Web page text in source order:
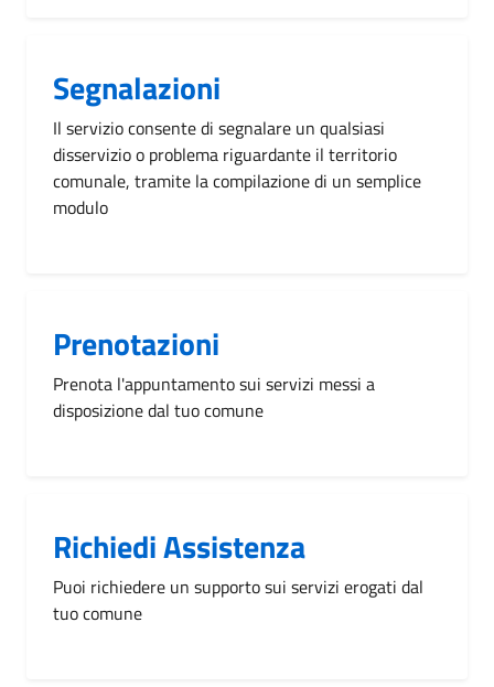
Segnalazioni
Il servizio consente di segnalare un qualsiasi
disservizio o problema riguardante il territorio
comunale, tramite la compilazione di un semplice
modulo
Prenotazioni
Prenota l'appuntamento sui servizi messi a
disposizione dal tuo comune
Richiedi Assistenza
Puoi richiedere un supporto sui servizi erogati dal
tuo comune